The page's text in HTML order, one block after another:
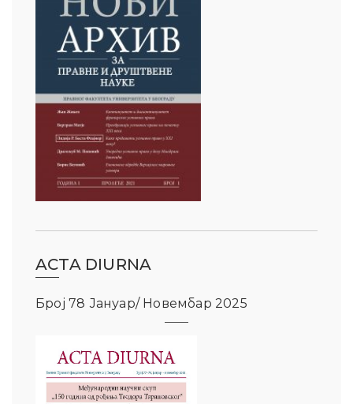
ACTA DIURNA
Број 78 Јануар/ Новембар 2025